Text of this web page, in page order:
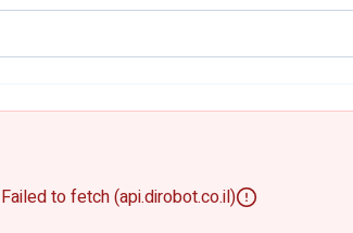
Failed to fetch (api.dirobot.co.il)